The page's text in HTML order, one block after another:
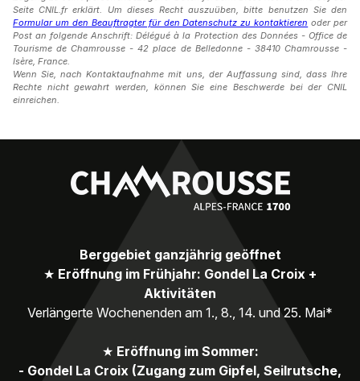
Seite CNIL.fr erklärt. Um dieses Recht auszuüben, bitte benutzen Sie den
Formular um den Beauftragter für den Datenschutz zu kontaktieren oder per
Post an folgende Anschrift: Délégué à la Protection des Données - Office de
Tourisme de Chamrousse - 42 place de Belledonne - 38410 Chamrousse -
Isère, France.
Wenn Sie, nach Kontaktaufnahme mit uns, der Auffassung sind, dass Ihre
Rechte nicht gewahrt werden, können Sie eine Beschwerde bei der CNIL
einreichen.
Berggebiet ganzjährig geöffnet
★ Eröffnung im Frühjahr: Gondel La Croix +
Aktivitäten
Verlängerte Wochenenden am 1., 8., 14. und 25. Mai*
★ Eröffnung im Sommer:
- Gondel La Croix (Zugang zum Gipfel, Seilrutsche,